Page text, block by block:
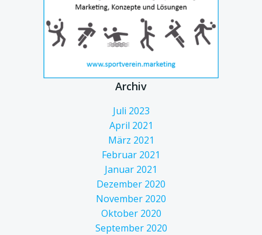
Archiv
Juli 2023
April 2021
März 2021
Februar 2021
Januar 2021
Dezember 2020
November 2020
Oktober 2020
September 2020